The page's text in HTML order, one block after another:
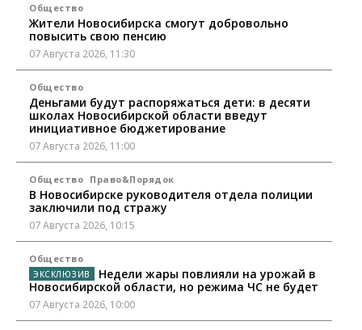
Общество
Жители Новосибирска смогут добровольно
повысить свою пенсию
07 Августа 2026, 11:30
Общество
Деньгами будут распоряжаться дети: в десяти
школах Новосибирской области введут
инициативное бюджетирование
07 Августа 2026, 11:00
Общество Право&Порядок
В Новосибирске руководителя отдела полиции
заключили под стражу
07 Августа 2026, 10:15
Общество
Недели жары повлияли на урожай в
Новосибирской области, но режима ЧС не будет
07 Августа 2026, 10:00